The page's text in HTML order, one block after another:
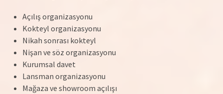
Açılış organizasyonu
Kokteyl organizasyonu
Nikah sonrası kokteyl
Nişan ve söz organizasyonu
Kurumsal davet
Lansman organizasyonu
Mağaza ve showroom açılışı